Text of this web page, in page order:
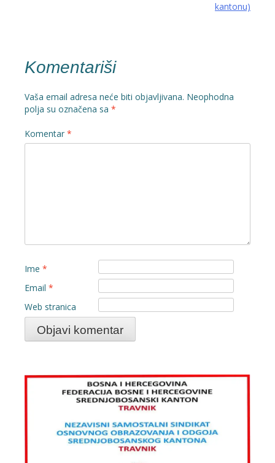
kantonu)
Komentariši
Vaša email adresa neće biti objavljivana. Neophodna
polja su označena sa *
Komentar *
Ime *
Email *
Web stranica